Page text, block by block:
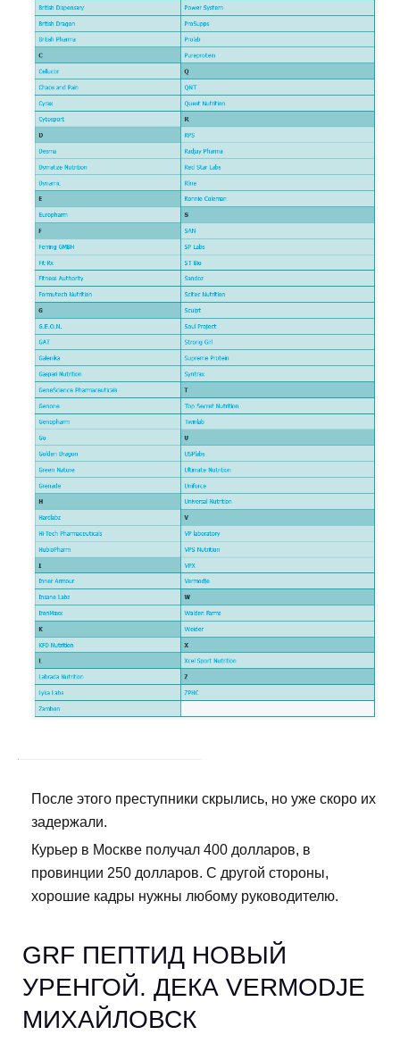
После этого преступники скрылись, но уже скоро их
задержали.
Курьер в Москве получал 400 долларов, в
провинции 250 долларов. С другой стороны,
хорошие кадры нужны любому руководителю.
GRF ПЕПТИД НОВЫЙ
УРЕНГОЙ. ДЕКА VERMODJE
МИХАЙЛОВСК